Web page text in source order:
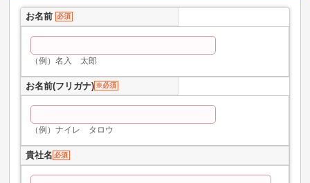
お名前 必須
（例）名入 太郎
お名前(フリガナ) ※必須
（例）ナイレ タロウ
貴社名 必須